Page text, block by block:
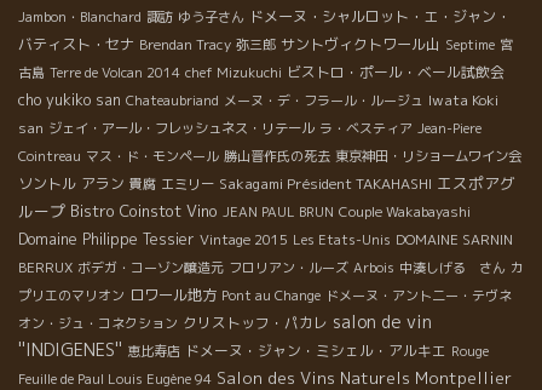
Jambon・Blanchard 諏訪 ゆう子さん ドメーヌ・シャルロット・エ・ジャン・
バティスト・セナ Brendan Tracy 弥三郎 サントヴィクトワール山 Septime 宮
古島 Terre de Volcan 2014 chef Mizukuchi ビストロ・ポール・ベール試飲会
cho yukiko san Chateaubriand メーヌ・デ・フラール・ルージュ Iwata Koki
san ジェイ・アール・フレッシュネス・リテール ラ・ベスティア Jean-Piere
Cointreau マス・ド・モンペール 勝山晋作氏の死去 東京神田・リショームワイン会
ソントル アラン 貴腐 エミリー Sakagami Président TAKAHASHI エスポアグ
ループ Bistro Coinstot Vino JEAN PAUL BRUN Couple Wakabayashi
Domaine Philippe Tessier Vintage 2015 Les Etats-Unis DOMAINE SARNIN
BERRUX ボデガ・コーゾン醸造元 フロリアン・ルーズ Arbois 中湊しげる さん カ
プリエのマリオン ロワール地方 Pont au Change ドメーヌ・アント二ー・テヴネ
オン・ジュ・コネクション クリストッフ・パカレ salon de vin
''INDIGENES'' 恵比寿店 ドメーヌ・ジャン・ミシェル・アルキエ Rouge
Feuille de Paul Louis Eugène 94 Salon des Vins Naturels Montpellier